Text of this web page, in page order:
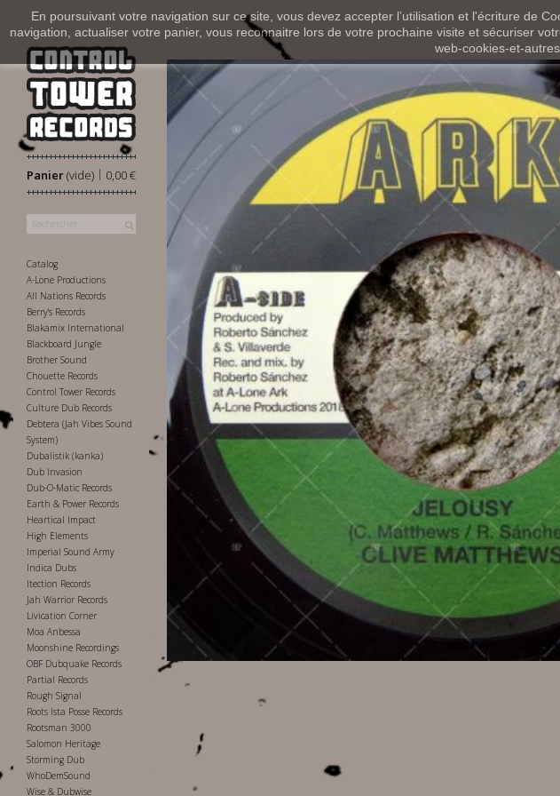
En poursuivant votre navigation sur ce site, vous devez accepter l’utilisation et l'écriture de
navigation, actualiser votre panier, vous reconnaitre lors de votre prochaine visite et sécuriser
web-cookies-et-
Panier 0,00 €
|
(vide)
Catalog
A-Lone Productions
All Nations Records
Berry's Records
Blakamix International
Blackboard Jungle
Brother Sound
Chouette Records
Control Tower Records
Culture Dub Records
Debtera (Jah Vibes Sound
System)
Dubalistik (kanka)
Dub Invasion
Dub-O-Matic Records
Earth & Power Records
Heartical Impact
High Elements
Imperial Sound Army
Indica Dubs
Itection Records
Jah Warrior Records
Livication Corner
Moa Anbessa
Moonshine Recordings
OBF Dubquake Records
Partial Records
Rough Signal
Roots Ista Posse Records
Rootsman 3000
Salomon Heritage
Storming Dub
WhoDemSound
Wise & Dubwise